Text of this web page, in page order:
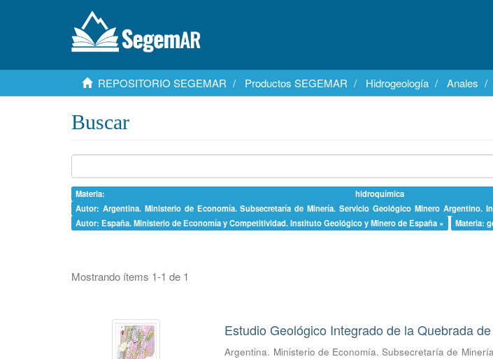
REPOSITORIO SEGEMAR Productos SEGEMAR Hidrogeología Anales
Buscar
Materia:
Autor: Argentina. Ministerio de Economía. Subsecretaría de Minería. Servicio Geológico Minero Argentino.
Autor: España. Ministerio de Economía y Competitividad. Instituto Geológico y Minero de España ×
Materia:
Mostrando ítems 1-1 de 1
Estudio Geológico Integrado de la Quebrada
Argentina. Ministerio de Economía. Subsecretaría de